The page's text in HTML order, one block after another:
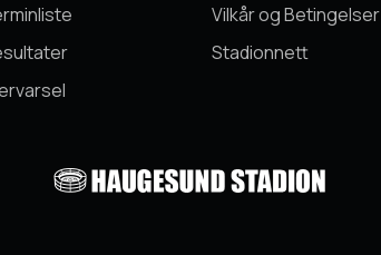
Vilkår og Betingelser
Stadionnett